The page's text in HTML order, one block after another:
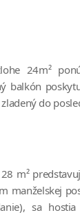
24m²
balkón
do
m²
manželskej
sa